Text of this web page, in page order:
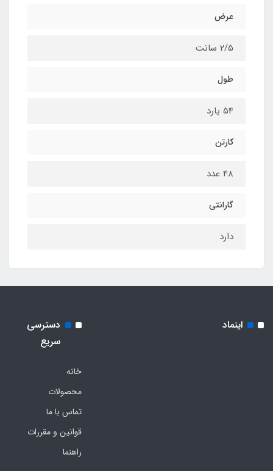
عرض
2/5 سانت
طول
54 یارد
کارتن
48 عدد
گارانتی
دارد
اینماد
دسترسی
سریع
خانه
محصولات
تماس با ما
قوانین و مقررات
راهنما